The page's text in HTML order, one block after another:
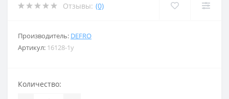
Отзывы: (0)
Производитель: DEFRO
Артикул: 16128-1y
Количество: